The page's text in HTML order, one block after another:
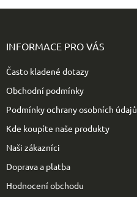
INFORMACE PRO VÁS
Často kladené dotazy
Obchodní podmínky
Podmínky ochrany osobních údajů
Kde koupíte naše produkty
Naši zákazníci
Doprava a platba
Hodnocení obchodu